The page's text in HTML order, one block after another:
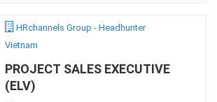
HRchannels Group - Headhunter
Vietnam
PROJECT SALES EXECUTIVE
(ELV)